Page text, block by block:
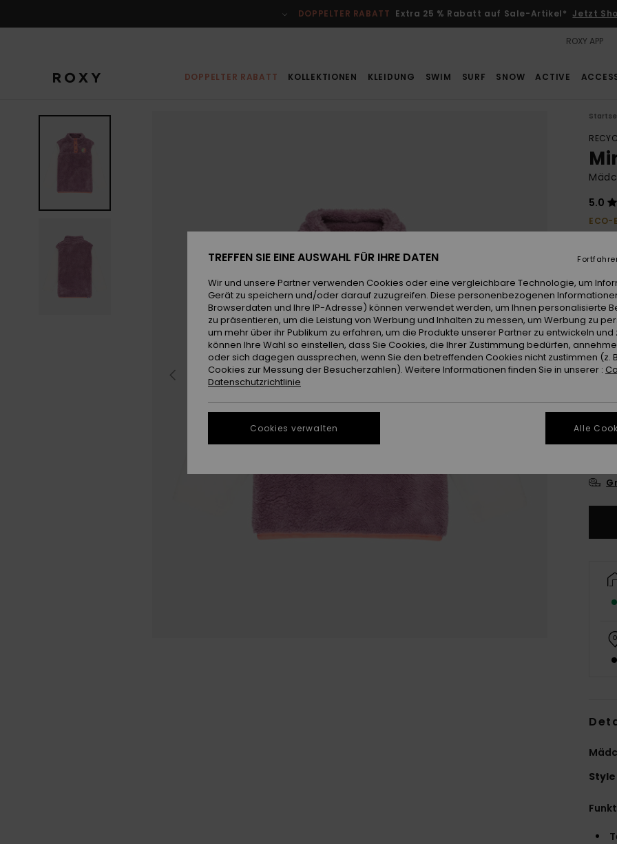
DOPPELTER RABATT Extra 25 % Rabatt auf Sale-Artikel* Jetzt
ROXY APP
DOPPELTER RABATT KOLLEKTIONEN KLEIDUNG SWIM SURF SNOW ACTIVE
5.0
ECO-
SALE
Farbe
Style
TREFFEN SIE EINE AUSWAHL FÜR IHRE DATEN
Wir und unsere Partner verwenden Cookies oder eine vergleichbare Technologie, um
Gerät zu speichern und/oder darauf zuzugreifen. Diese personenbezogenen
Browserdaten und Ihre IP-Adresse) können verwendet werden, um Ihnen personalisierte
zu präsentieren, um die Leistung von Werbung und Inhalten zu messen, um Werbung zu
um mehr über ihr Publikum zu erfahren, um die Produkte unserer Partner zu entwickeln und
können Ihre Wahl so einstellen, dass Sie Cookies, die Ihrer Zustimmung bedürfen,
oder sich dagegen aussprechen, wenn Sie den betreffenden Cookies nicht zustimmen (z.
Cookies zur Messung der Besucherzahlen). Weitere Informationen finden Sie in unserer :
Datenschutzrichtlinie
Cookies verwalten Alle